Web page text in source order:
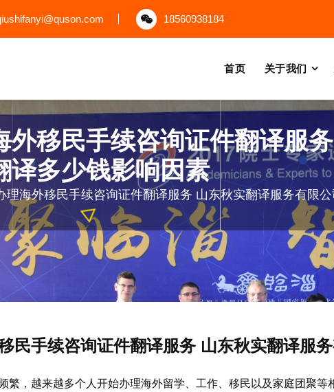
18560938184
首页 关于我们
外移民手续咨询证件翻译服
译多少钱影响因素
理海外移民手续咨询证件翻译服务 山东秋实翻译服务有限
民手续咨询证件翻译服务 山东秋实翻译服
繁，越来越多个人开始办理海外留学、工作、移民以及家庭团聚等